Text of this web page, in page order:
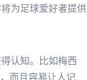
为足球爱好者提供
认知。比如梅西
而且容易让人记